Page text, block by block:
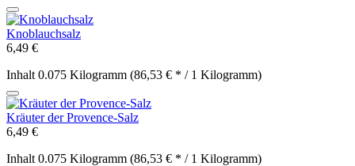
Knoblauchsalz
6,49 €
Inhalt 0.075 Kilogramm (86,53 € * / 1 Kilogramm)
Kräuter der Provence-Salz
6,49 €
Inhalt 0.075 Kilogramm (86,53 € * / 1 Kilogramm)